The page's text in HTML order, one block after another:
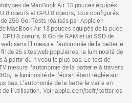
de MacBook Air 13 pouces équipés
8 cœurs et GPU 8 cœurs, tous configurés
256 Go. Tests réalisés par Apple en
MacBook Air 13 pouces équipés de la puce
8 cœurs, 8 Go de RAM et un SSD de
sans fil mesure l’autonomie de la batterie
de 25 sites web populaires, la luminosité de
à partir du niveau le plus bas. Le test de
mesure l’autonomie de la batterie à travers
la luminosité de l’écran étant réglée sur
bas. L’autonomie de la batterie varie en
l’utilisation. Voir apple.com/befr/batteries